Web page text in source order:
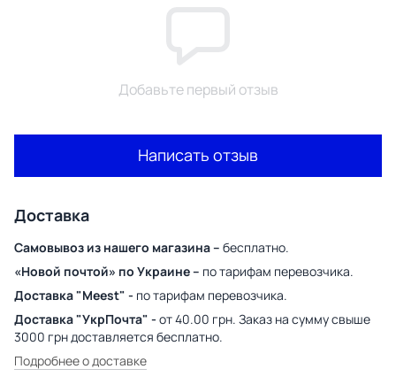
Добавьте первый отзыв
Написать отзыв
Доставка
Самовывоз из нашего магазина – бесплатно.
«Новой почтой» по Украине – по тарифам перевозчика.
Доставка "Meest" - по тарифам перевозчика.
Доставка "УкрПочта" - от 40.00 грн. Заказ на сумму свыше
3000 грн доставляется бесплатно.
Подробнее о доставке